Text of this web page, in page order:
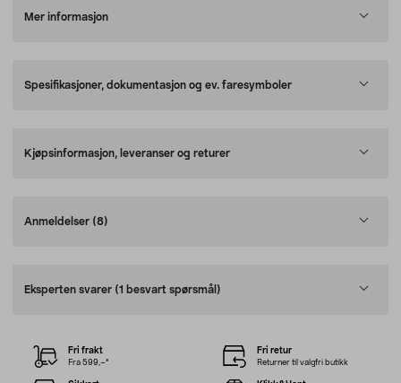
Mer informasjon
Spesifikasjoner, dokumentasjon og ev. faresymboler
Kjøpsinformasjon, leveranser og returer
Anmeldelser (8)
Eksperten svarer (1 besvart spørsmål)
Fri frakt
Fra 599,–*
Fri retur
Returner til valgfri butikk